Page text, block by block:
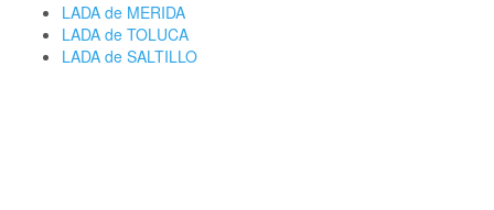
LADA de MERIDA
LADA de TOLUCA
LADA de SALTILLO